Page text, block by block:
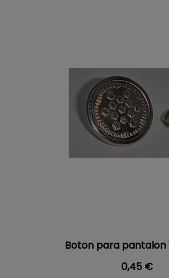
Boton para pantalon
Precio
0,45 €